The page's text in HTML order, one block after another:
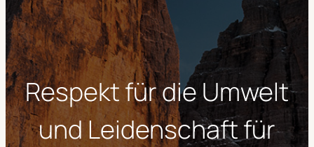
Respekt für die Umwelt
und Leidenschaft für